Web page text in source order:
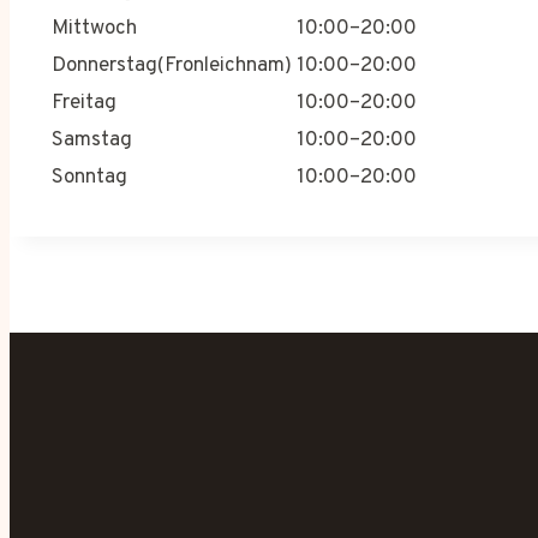
Mittwoch
10:00–20:00
Donnerstag(Fronleichnam) 10:00–20:00
Freitag
10:00–20:00
Samstag
10:00–20:00
Sonntag
10:00–20:00